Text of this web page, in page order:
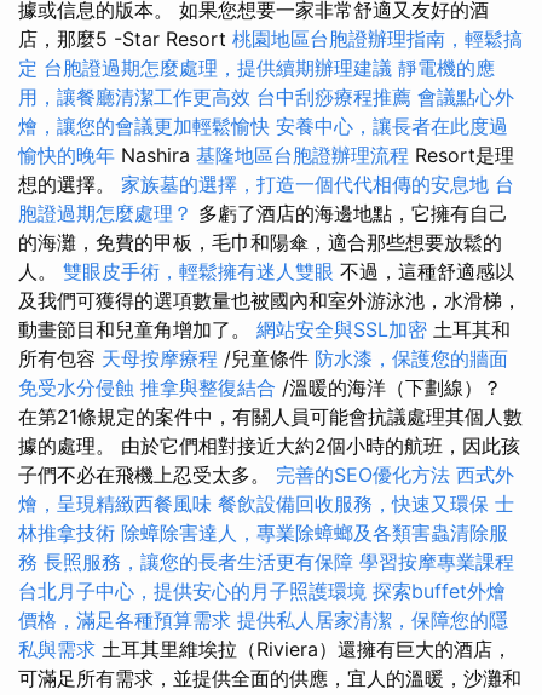
據或信息的版本。 如果您想要一家非常舒適又友好的酒
店，那麼5 -Star Resort 桃園地區台胞證辦理指南，輕鬆搞
定 台胞證過期怎麼處理，提供續期辦理建議 靜電機的應
用，讓餐廳清潔工作更高效 台中刮痧療程推薦 會議點心外
燴，讓您的會議更加輕鬆愉快 安養中心，讓長者在此度過
愉快的晚年 Nashira 基隆地區台胞證辦理流程 Resort是理
想的選擇。 家族墓的選擇，打造一個代代相傳的安息地 台
胞證過期怎麼處理？ 多虧了酒店的海邊地點，它擁有自己
的海灘，免費的甲板，毛巾和陽傘，適合那些想要放鬆的
人。 雙眼皮手術，輕鬆擁有迷人雙眼 不過，這種舒適感以
及我們可獲得的選項數量也被國內和室外游泳池，水滑梯，
動畫節目和兒童角增加了。 網站安全與SSL加密 土耳其和
所有包容 天母按摩療程 /兒童條件 防水漆，保護您的牆面
免受水分侵蝕 推拿與整復結合 /溫暖的海洋（下劃線）？
在第21條規定的案件中，有關人員可能會抗議處理其個人數
據的處理。 由於它們相對接近大約2個小時的航班，因此孩
子們不必在飛機上忍受太多。 完善的SEO優化方法 西式外
燴，呈現精緻西餐風味 餐飲設備回收服務，快速又環保 士
林推拿技術 除蟑除害達人，專業除蟑螂及各類害蟲清除服
務 長照服務，讓您的長者生活更有保障 學習按摩專業課程
台北月子中心，提供安心的月子照護環境 探索buffet外燴
價格，滿足各種預算需求 提供私人居家清潔，保障您的隱
私與需求 土耳其里維埃拉（Riviera）還擁有巨大的酒店，
可滿足所有需求，並提供全面的供應，宜人的溫暖，沙灘和